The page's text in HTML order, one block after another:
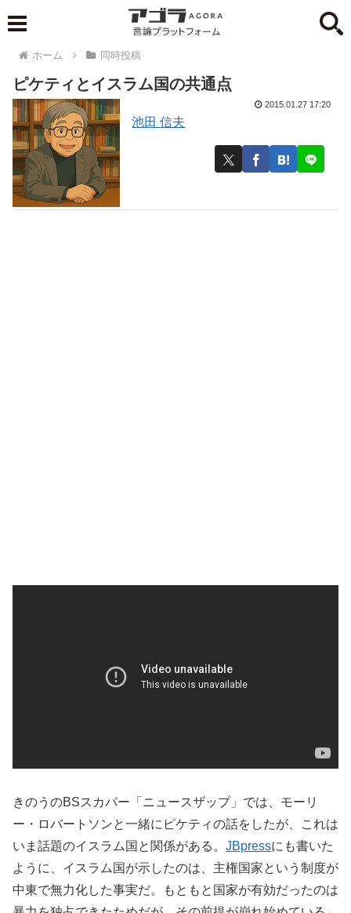
ホーム 同時投稿
ピケティとイスラム国の共通点
池田 信夫
2015.01.27 17:20
きのうのBSスカパー「ニュースザップ」では、モーリ
ー・ロバートソンと一緒にピケティの話をしたが、これは
いま話題のイスラム国と関係がある。 JBpressにも書いた
ように、イスラム国が示したのは、主権国家という制度が
中東で無力化した事実だ。もともと国家が有効だったのは